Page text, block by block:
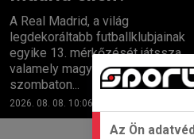
A Real Madrid, a világ
legdekoráltabb futballklubjainak
egyike 13. mérkőzését játssza
valamely magyar ellenféllel
szombaton...
2026. 08. 08. 10:06
Az Ön